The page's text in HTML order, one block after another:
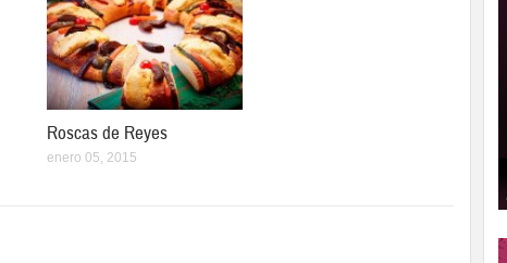
Roscas de Reyes
enero 05, 2015